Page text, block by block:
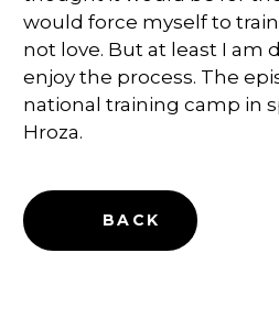
would force myself to
not love. But at least I am
enjoy the process. The
national training camp in
Hroza.
BACK